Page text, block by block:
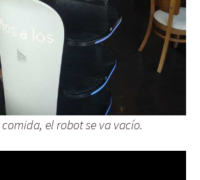
el robot se va vacío.